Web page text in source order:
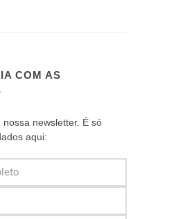
COM AS
newsletter. É só
aqui: